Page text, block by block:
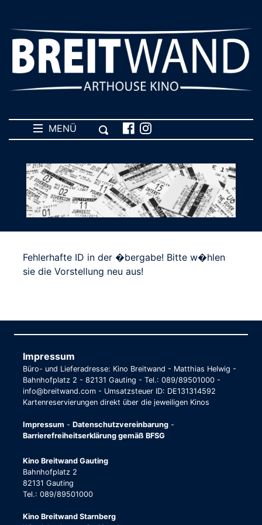
MENÜ
Fehlerhafte ID in der �bergabe! Bitte w�hlen
sie die Vorstellung neu aus!
Impressum
Büro- und Lieferadresse: Kino Breitwand - Matthias Helwig -
Bahnhofplatz 2 - 82131 Gauting - Tel.: 089/89501000 -
info@breitwand.com - Umsatzsteuer ID: DE131314592
Kartenreservierungen direkt über die jeweiligen Kinos
Impressum - Datenschutzvereinbarung -
Barrierefreiheitserklärung gemäß BFSG
Kino Breitwand Gauting
Bahnhofplatz 2
82131 Gauting
Tel.: 089/89501000
Kino Breitwand Starnberg